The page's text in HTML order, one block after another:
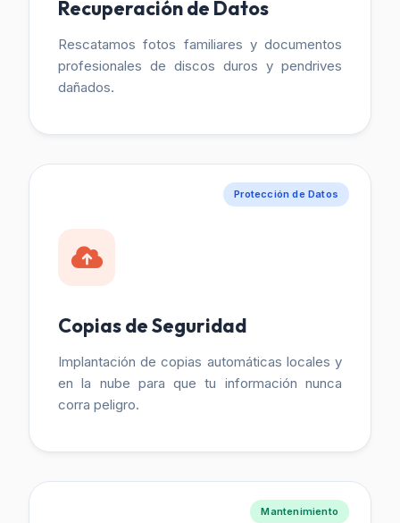
Recuperación de Datos
Rescatamos fotos familiares y documentos
profesionales de discos duros y pendrives
dañados.
Protección de Datos
Copias de Seguridad
Implantación de copias automáticas locales y
en la nube para que tu información nunca
corra peligro.
Mantenimiento